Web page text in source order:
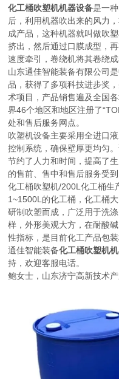
化工桶吹塑机机器设备是一
后，利用机器吹出来的风力
成产品，这种机器就叫做吹
挤出，然后通过口膜成型，
速度牵引，卷绕机将其卷绕成
山东通佳智能装备有限公司
品，获得了多项科技进步奖
术项目，产品销售遍及全国
界46个地区和地区注册了
处和售后服务网点。
吹塑机设备主要采用全进口
控制系统，确保壁厚更均匀
节约了人力和时间，提高了
的售前、售中和售后服务受到
化工桶吹塑机/200L化工桶生
1~1500L的化工桶，化工桶
研制吹塑而成，广泛用于洗
样，外形美观大方，在耐酸
性指标，是目前化工产品包
通佳智能装备化工桶吹塑机
持，欢迎客服电话。
鲍女士，山东济宁高新技术